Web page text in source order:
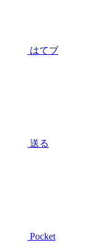
はてブ
送る
Pocket